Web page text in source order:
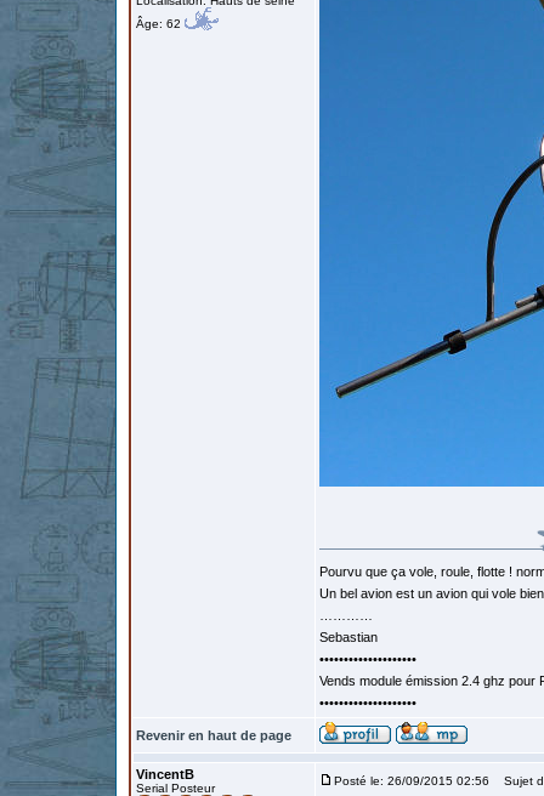
Âge: 62
Pourvu que ça vole, roule, flotte !
Un bel avion est un avion qui vole
Sebastian
••••••••••••••••••••
Vends module émission 2.4 ghz
••••••••••••••••••••
Revenir en haut de page
VincentB
Serial Posteur
Posté le: 26/09/2015 02:56 Sujet